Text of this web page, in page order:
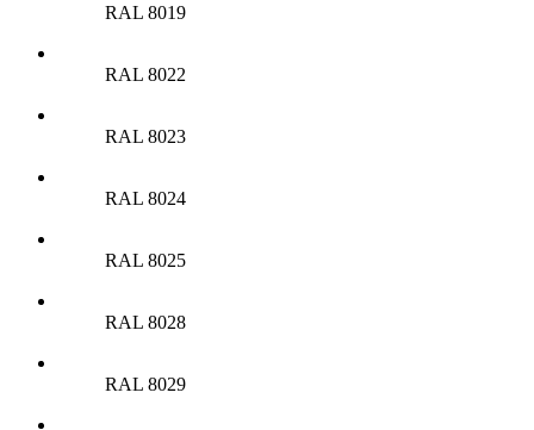
RAL 8019
RAL 8022
RAL 8023
RAL 8024
RAL 8025
RAL 8028
RAL 8029